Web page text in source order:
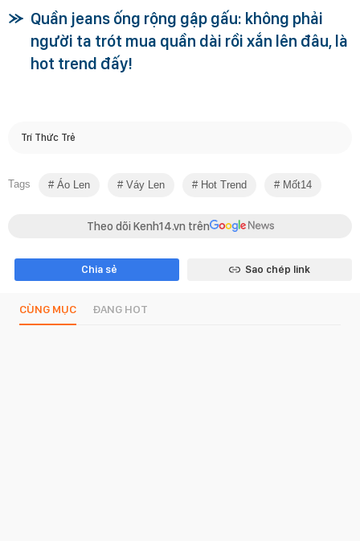
Quần jeans ống rộng gập gấu: không phải
người ta trót mua quần dài rồi xắn lên đâu, là
hot trend đấy!
Trí Thức Trẻ
Tags Áo Len Váy Len Hot Trend Mốt14
Theo dõi Kenh14.vn trên
Chia sẻ Sao chép link
CÙNG MỤC ĐANG HOT